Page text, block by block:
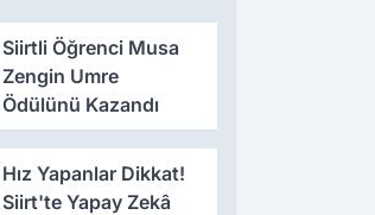
Siirtli Öğrenci Musa
Zengin Umre
Ödülünü Kazandı
Hız Yapanlar Dikkat!
Siirt'te Yapay Zekâ